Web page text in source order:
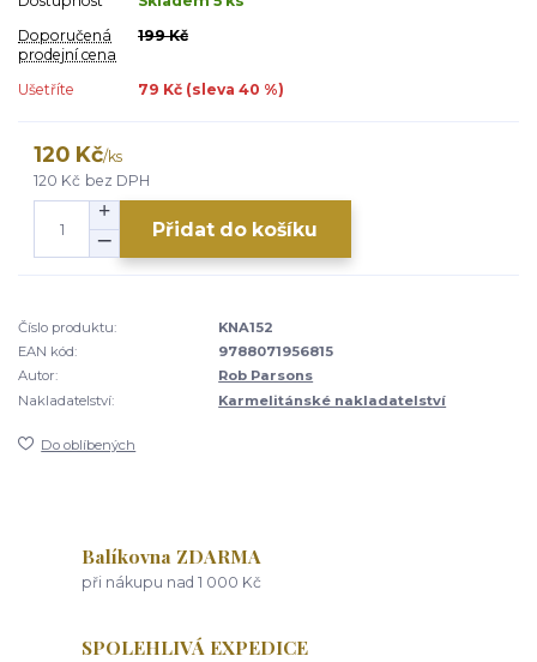
Doporučená
prodejní cena
199 Kč
Ušetříte 79 Kč (sleva 40 %)
120 Kč/ks
120 Kč bez DPH
Přidat do košíku
Číslo produktu:
KNA152
EAN kód:
9788071956815
Autor:
Rob Parsons
Nakladatelství:
Karmelitánské nakladatelství
Do oblíbených
Balíkovna ZDARMA
při nákupu nad 1 000 Kč
SPOLEHLIVÁ EXPEDICE